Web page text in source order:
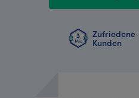
Zufriedene
Kunden